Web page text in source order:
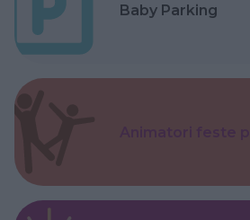
Baby Parking